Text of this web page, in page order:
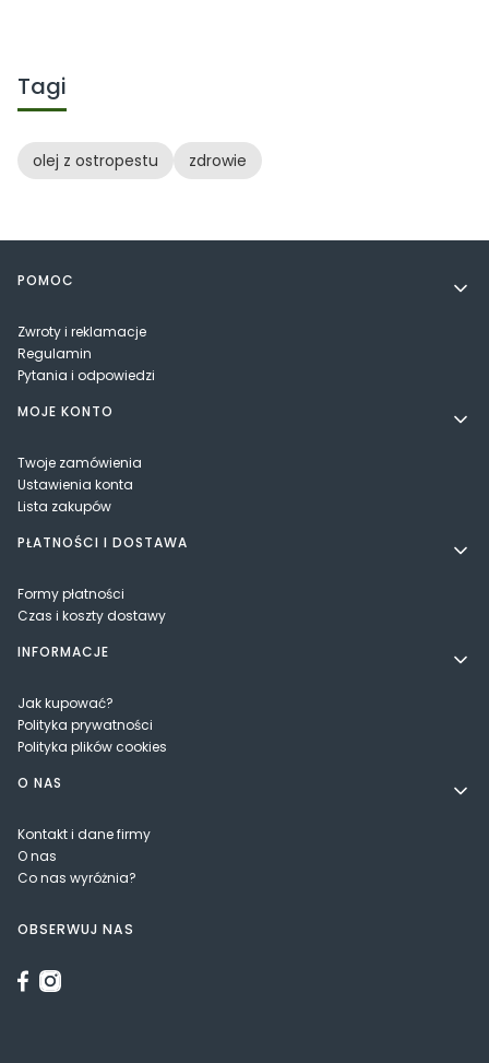
Tagi
olej z ostropestu zdrowie
Linki w stopce
POMOC
Zwroty i reklamacje
Regulamin
Pytania i odpowiedzi
MOJE KONTO
Twoje zamówienia
Ustawienia konta
Lista zakupów
PŁATNOŚCI I DOSTAWA
Formy płatności
Czas i koszty dostawy
INFORMACJE
Jak kupować?
Polityka prywatności
Polityka plików cookies
O NAS
Kontakt i dane firmy
O nas
Co nas wyróżnia?
OBSERWUJ NAS